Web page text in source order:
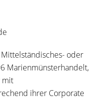
oder
Marienmünsterhandelt,
mit
ihrer Corporate